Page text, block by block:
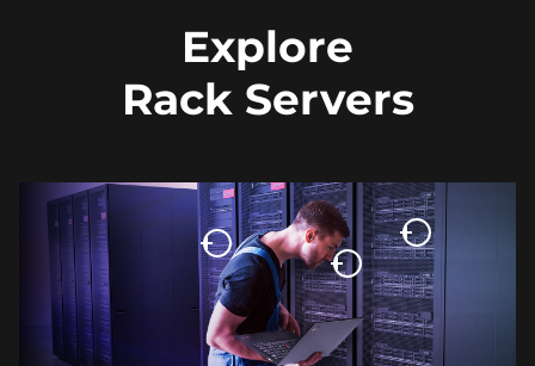
Explore
Rack Servers